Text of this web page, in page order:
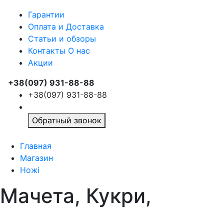
Гарантии
Оплата и Доставка
Статьи и обзоры
Контакты О нас
Акции
+38(097) 931-88-88
+38(097) 931-88-88
Обратный звонок
Главная
Магазин
Ножі
Мачета, Кукри,